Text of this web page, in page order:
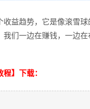
益趋势，它是像滚雪
们一边在赚钱，一边
】下载：